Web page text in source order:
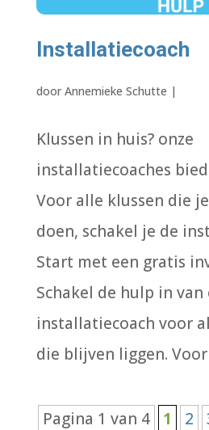
Installatiecoach
door Annemieke Schutte |
Klussen in huis? onze
installatiecoaches
Voor alle klussen die
doen, schakel je de
Start met een gratis
Schakel de hulp in van
installatiecoach voor
die blijven liggen. Voor
Pagina 1 van 4 1 2